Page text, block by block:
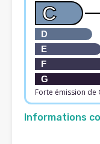
C
D
E
F
G
Forte émission de
Informations